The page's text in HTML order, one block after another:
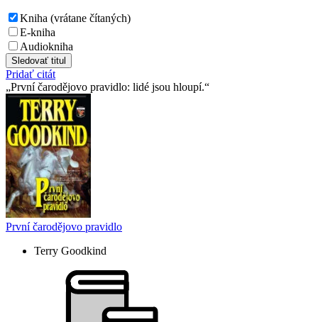
Kniha (vrátane čítaných)
E-kniha
Audiokniha
Sledovať titul
Pridať citát
První čarodějovo pravidlo: lidé jsou hloupí.
První čarodějovo pravidlo
Terry Goodkind